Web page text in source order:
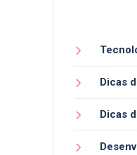
Dicas
Dicas